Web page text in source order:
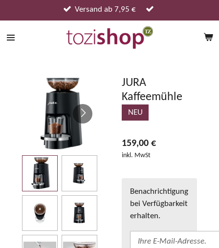
Hauptinhalt
springen
Versand ab 7,95 €
JURA
Kaffeemühle
NEU
159,00 €
inkl. MwSt
Benachrichtigung
bei Verfügbarkeit
erhalten.